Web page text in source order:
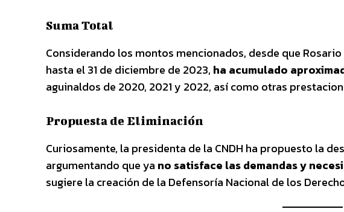
Suma Total
Considerando los montos mencionados, desde que
hasta el 31 de diciembre de 2023, ha acumulado
aguinaldos de 2020, 2021 y 2022, así como otras
Propuesta de Eliminación
Curiosamente, la presidenta de la CNDH ha propuesto la
argumentando que ya no satisface las demandas y
sugiere la creación de la Defensoría Nacional de los